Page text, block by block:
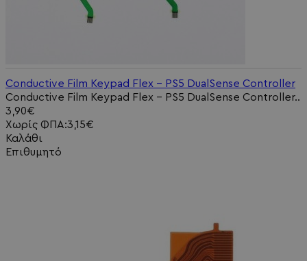
Conductive Film Keypad Flex - PS5 DualSense Controller
Conductive Film Keypad Flex - PS5 DualSense Controller..
3,90€
Χωρίς ΦΠΑ:3,15€
Καλάθι
Επιθυμητό